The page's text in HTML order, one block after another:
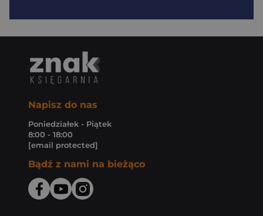
Napisz do nas
Poniedziałek - Piątek
8:00 - 18:00
[email protected]
Bądź z nami na bieżąco